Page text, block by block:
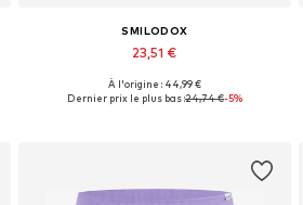
SMILODOX
23,51 €
+1
Tailles disponibles: XS, S, M, L
À l'origine : 44,99 €
Dernier prix le plus bas :24,74 €-5%